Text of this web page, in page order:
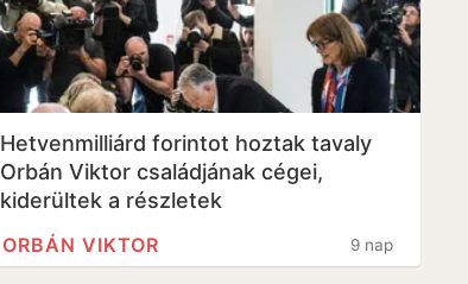
Hetvenmilliárd forintot hoztak tavaly
Orbán Viktor családjának cégei,
kiderültek a részletek
9 nap
ORBÁN VIKTOR